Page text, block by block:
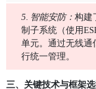
5. 智能安防： 构建
制子系统（使用
单元。通过无线通
行统一管理。
三、关键技术与框架选